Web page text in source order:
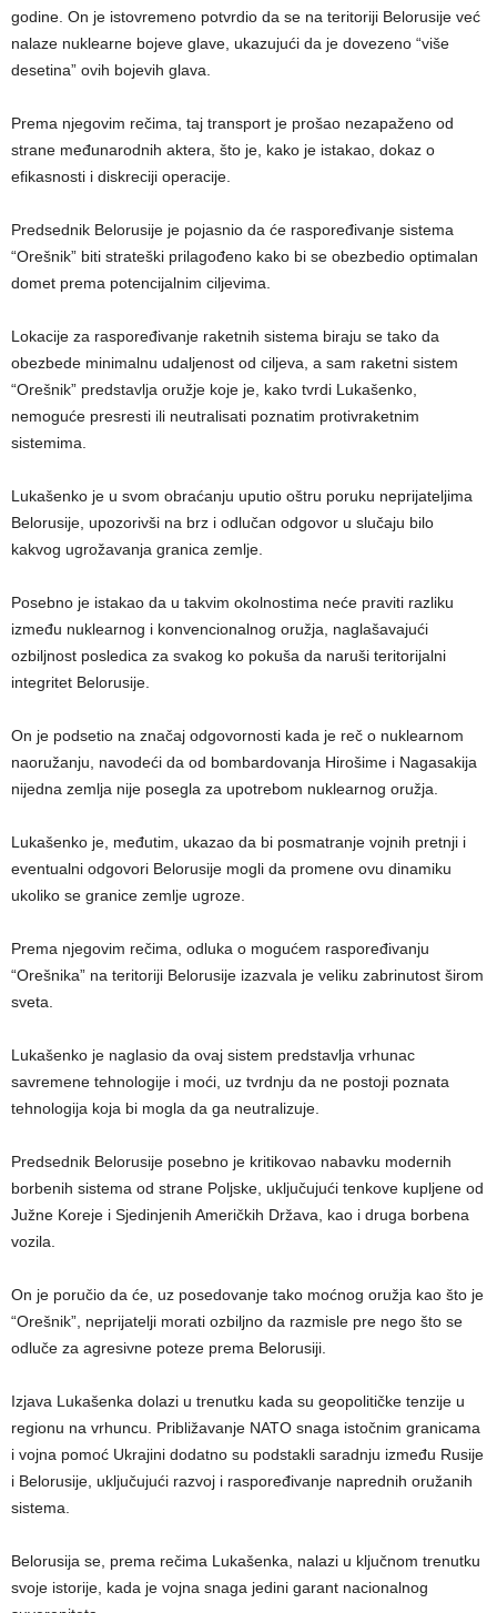
godine. On je istovremeno potvrdio da se na teritoriji Belorusije već
nalaze nuklearne bojeve glave, ukazujući da je dovezeno “više
desetina” ovih bojevih glava.
Prema njegovim rečima, taj transport je prošao nezapaženo od
strane međunarodnih aktera, što je, kako je istakao, dokaz o
efikasnosti i diskreciji operacije.
Predsednik Belorusije je pojasnio da će raspoređivanje sistema
“Orešnik” biti strateški prilagođeno kako bi se obezbedio optimalan
domet prema potencijalnim ciljevima.
Lokacije za raspoređivanje raketnih sistema biraju se tako da
obezbede minimalnu udaljenost od ciljeva, a sam raketni sistem
“Orešnik” predstavlja oružje koje je, kako tvrdi Lukašenko,
nemoguće presresti ili neutralisati poznatim protivraketnim
sistemima.
Lukašenko je u svom obraćanju uputio oštru poruku neprijateljima
Belorusije, upozorivši na brz i odlučan odgovor u slučaju bilo
kakvog ugrožavanja granica zemlje.
Posebno je istakao da u takvim okolnostima neće praviti razliku
između nuklearnog i konvencionalnog oružja, naglašavajući
ozbiljnost posledica za svakog ko pokuša da naruši teritorijalni
integritet Belorusije.
On je podsetio na značaj odgovornosti kada je reč o nuklearnom
naoružanju, navodeći da od bombardovanja Hirošime i Nagasakija
nijedna zemlja nije posegla za upotrebom nuklearnog oružja.
Lukašenko je, međutim, ukazao da bi posmatranje vojnih pretnji i
eventualni odgovori Belorusije mogli da promene ovu dinamiku
ukoliko se granice zemlje ugroze.
Prema njegovim rečima, odluka o mogućem raspoređivanju
“Orešnika” na teritoriji Belorusije izazvala je veliku zabrinutost širom
sveta.
Lukašenko je naglasio da ovaj sistem predstavlja vrhunac
savremene tehnologije i moći, uz tvrdnju da ne postoji poznata
tehnologija koja bi mogla da ga neutralizuje.
Predsednik Belorusije posebno je kritikovao nabavku modernih
borbenih sistema od strane Poljske, uključujući tenkove kupljene od
Južne Koreje i Sjedinjenih Američkih Država, kao i druga borbena
vozila.
On je poručio da će, uz posedovanje tako moćnog oružja kao što je
“Orešnik”, neprijatelji morati ozbiljno da razmisle pre nego što se
odluče za agresivne poteze prema Belorusiji.
Izjava Lukašenka dolazi u trenutku kada su geopolitičke tenzije u
regionu na vrhuncu. Približavanje NATO snaga istočnim granicama
i vojna pomoć Ukrajini dodatno su podstakli saradnju između Rusije
i Belorusije, uključujući razvoj i raspoređivanje naprednih oružanih
sistema.
Belorusija se, prema rečima Lukašenka, nalazi u ključnom trenutku
svoje istorije, kada je vojna snaga jedini garant nacionalnog